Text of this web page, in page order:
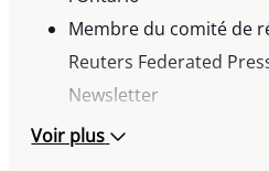
Law Summit, Barreau
Conférencier, «
Transactions »,
Practitioners, Barreau
Membre du comité de
Reuters Federated
Newsletter
Voir plus